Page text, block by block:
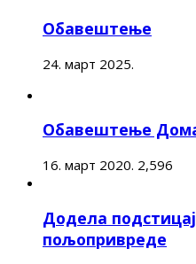
Обавештење
24. март 2025.
Обавештење
16. март 2020. 2,596
Додела
пољопривреде